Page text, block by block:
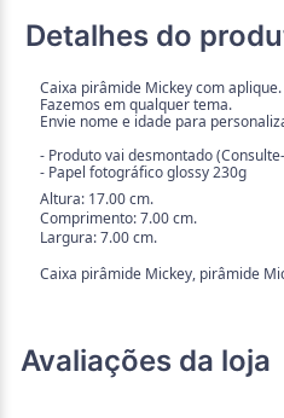
Detalhes do
Caixa pirâmide Mickey com aplique.
Fazemos em qualquer tema.
Envie nome e idade para
- Produto vai desmontado
- Papel fotográfico glossy 230g
Altura: 17.00 cm.
Comprimento: 7.00 cm.
Largura: 7.00 cm.
Caixa pirâmide Mickey, pirâmide
Avaliações da loja